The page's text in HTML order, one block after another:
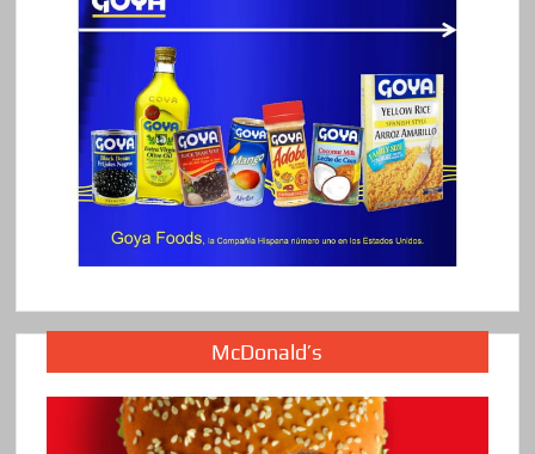
McDonald’s